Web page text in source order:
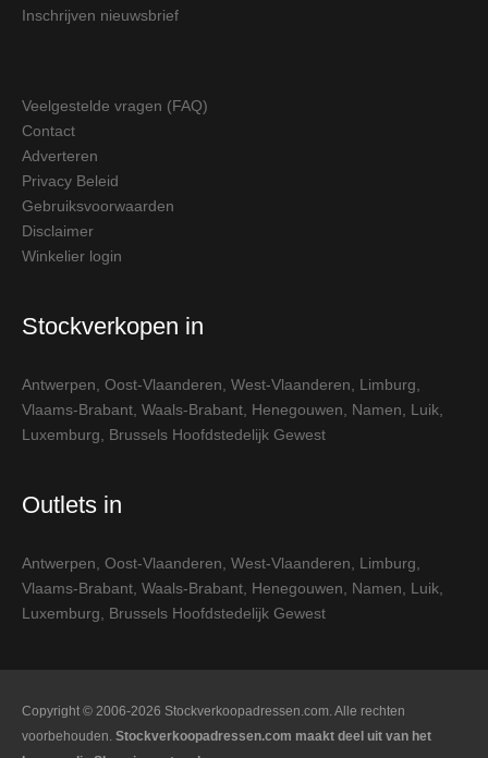
Inschrijven nieuwsbrief
Veelgestelde vragen (FAQ)
Contact
Adverteren
Privacy Beleid
Gebruiksvoorwaarden
Disclaimer
Winkelier login
Stockverkopen in
Antwerpen Oost-Vlaanderen West-Vlaanderen Limburg
Vlaams-Brabant Waals-Brabant Henegouwen Namen Luik
Luxemburg
Brussels Hoofdstedelijk Gewest
Outlets in
Antwerpen Oost-Vlaanderen West-Vlaanderen Limburg
Vlaams-Brabant Waals-Brabant Henegouwen Namen Luik
Luxemburg
Brussels Hoofdstedelijk Gewest
Copyright © 2006-2026 Stockverkoopadressen.com. Alle rechten
voorbehouden. Stockverkoopadressen.com maakt deel uit van het